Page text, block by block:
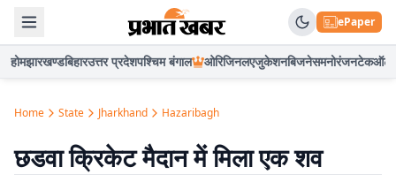
ePaper
होमझारखण्डबिहारउत्तर प्रदेशपश्चिम बंगाल ओरिजिनलएजुकेशनबिजनेसमनोरंजनटेकऑटो
Home State Jharkhand Hazaribagh
छडवा क्रिकेट मैदान में मिला एक शव